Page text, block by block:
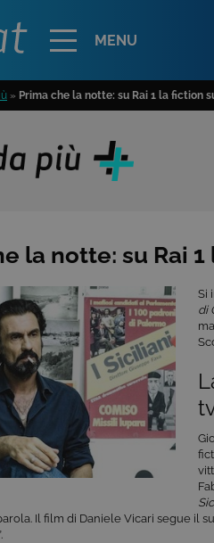
MENU
» Prima che la notte: su Rai 1 la fiction
la notte: su Rai
Si
di
Il film di Daniele Vicari segue il
”.